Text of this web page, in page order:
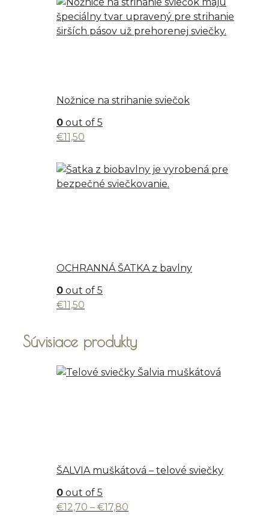
Nožnice na strihanie sviečok
0 out of 5
€11,50
OCHRANNÁ ŠATKA z bavlny
0 out of 5
€11,50
Súvisiace produkty
ŠALVIA muškátová – telové sviečky
0 out of 5
€12,70 – €17,80